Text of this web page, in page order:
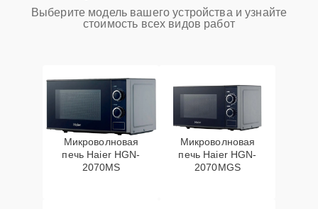
Выберите модель вашего устройства и узнайте
стоимость всех видов работ
Микроволновая
печь Haier HGN-
2070MS
Микроволновая
печь Haier HGN-
2070MGS